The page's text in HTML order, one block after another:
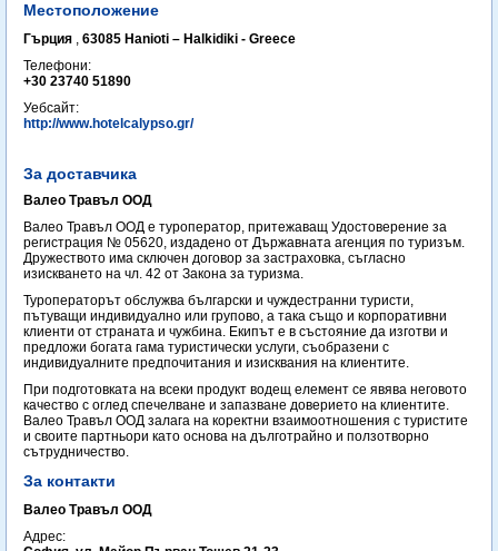
Местоположение
Гърция , 63085 Hanioti – Halkidiki - Greece
Телефони:
+30 23740 51890
Уебсайт:
http://www.hotelcalypso.gr/
За доставчика
Валео Травъл ООД
Валео Травъл ООД е туроператор, притежаващ Удостоверение за
регистрация № 05620, издадено от Държавната агенция по туризъм.
Дружеството има сключен договор за застраховка, съгласно
изискването на чл. 42 от Закона за туризма.
Туроператорът обслужва български и чуждестранни туристи,
пътуващи индивидуално или групово, а така също и корпоративни
клиенти от страната и чужбина. Екипът е в състояние да изготви и
предложи богата гама туристически услуги, съобразени с
индивидуалните предпочитания и изисквания на клиентите.
При подготовката на всеки продукт водещ елемент се явява неговото
качество с оглед спечелване и запазване доверието на клиентите.
Валео Травъл ООД залага на коректни взаимоотношения с туристите
и своите партньори като основа на дълготрайно и ползотворно
сътрудничество.
За контакти
Валео Травъл ООД
Адрес: